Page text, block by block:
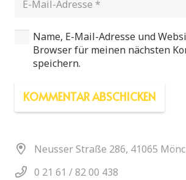
Name, E-Mail-Adresse und
Browser für meinen nächsten
speichern.
KOMMENTAR ABSCHICKEN
Neusser Straße 286, 41065
0 21 61 / 82 00 438